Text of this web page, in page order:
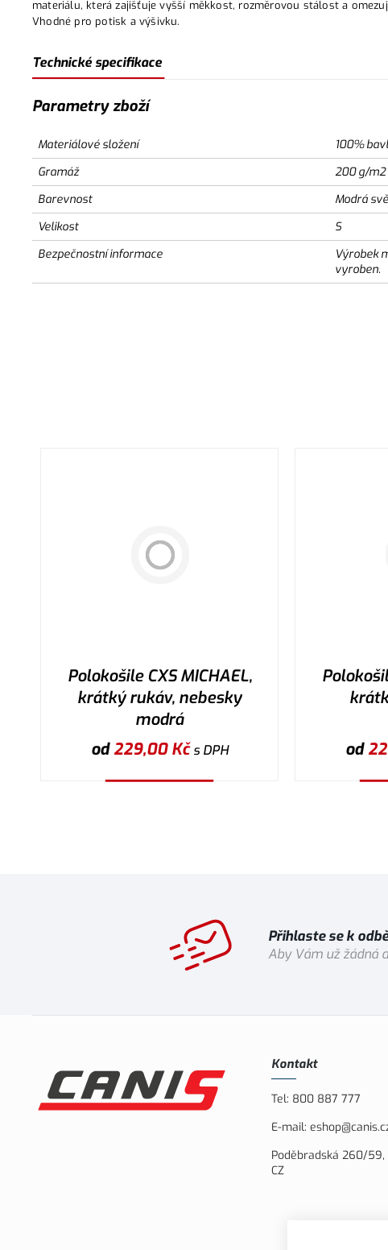
materiálu, která zajišťuje vyšší měkkost, rozměrovou stálost a
Vhodné pro potisk a výšivku.
Technické specifikace
Parametry zboží
Materiálové složení
100%
Gramáž
200 g/m2
Barevnost
Modrá
Velikost
S
Bezpečnostní informace
Výrobek
vyroben.
Polokošile CXS MICHAEL,
krátký rukáv, nebesky
modrá
od229,00Kčs DPH od
Přihlaste se k
Aby Vám už žádná
Kontakt
Tel: 800 887 777
E-mail:
Poděbradská 260/59,
CZ